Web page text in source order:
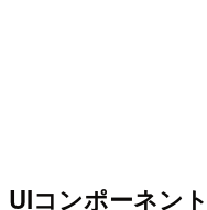
UIコンポーネント